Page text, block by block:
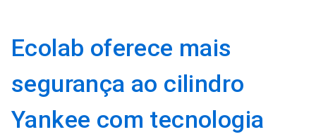
Ecolab oferece mais
segurança ao cilindro
Yankee com tecnologia